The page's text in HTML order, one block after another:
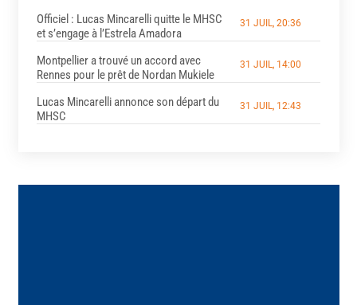
Officiel : Lucas Mincarelli quitte le MHSC
et s’engage à l’Estrela Amadora
31 JUIL, 20:36
Montpellier a trouvé un accord avec
Rennes pour le prêt de Nordan Mukiele
31 JUIL, 14:00
Lucas Mincarelli annonce son départ du
MHSC
31 JUIL, 12:43